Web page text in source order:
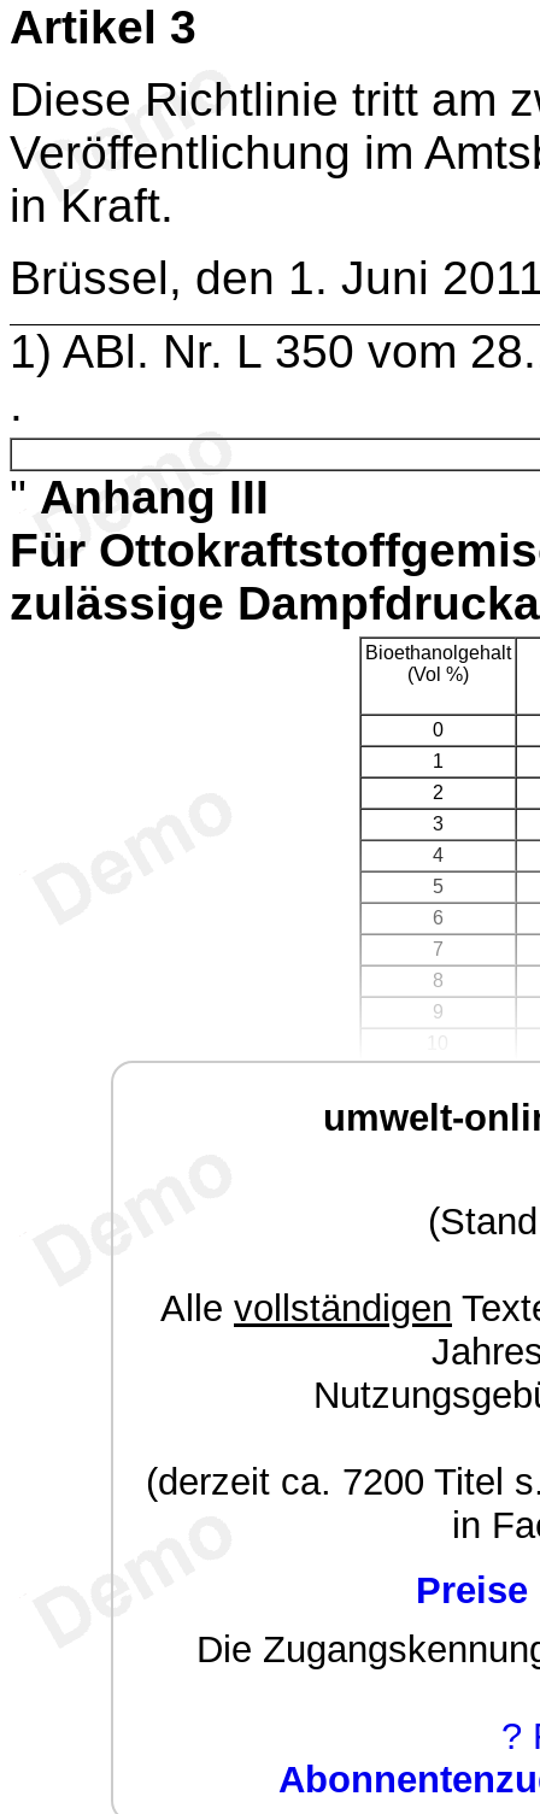
Artikel 3
Diese Richtlinie tritt am
Veröffentlichung im
in Kraft.
Brüssel, den 1. Juni
1) ABl. Nr. L 350 vom
.
" Anhang III
Für
zulässige
Bioethanolgehalt
(Vol %)
0
1
2
3
4
5
6
7
8
9
10
umwelt-
Alle vollständigen
(derzeit ca. 7200 Titel
in
Die
?